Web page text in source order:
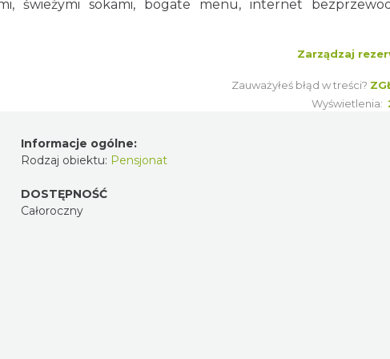
świeżymi sokami, bogate menu, internet
Zarządzaj
Zauważyłeś błąd w treści?
Wyświetlenia:
Informacje ogólne:
Rodzaj obiektu: Pensjonat
DOSTĘPNOŚĆ
Całoroczny